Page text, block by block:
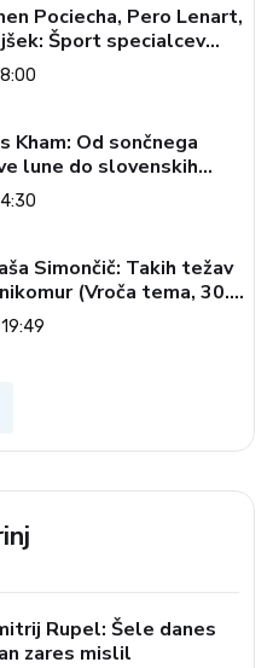
Pociecha, Pero Lenart,
Šport specialcev
8. 2026)
Kham: Od sončnega
lune do slovenskih
(Vroča tema, 2. 8.
Simončič: Takih težav
(Vroča tema, 30.
Rupel: Šele danes
zares mislil